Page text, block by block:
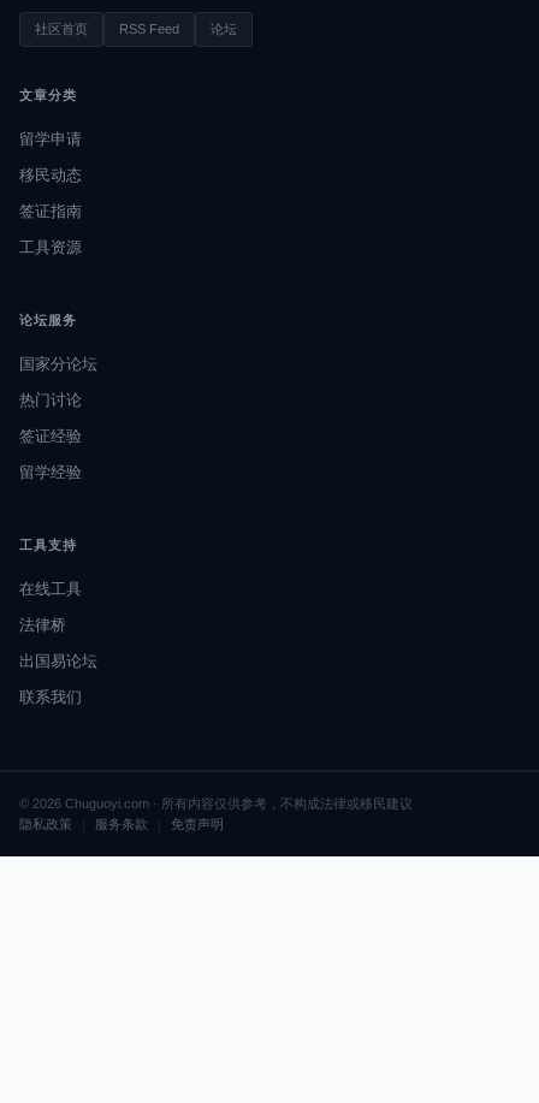
社区首页 RSS Feed 论坛
文章分类
留学申请
移民动态
签证指南
工具资源
论坛服务
国家分论坛
热门讨论
签证经验
留学经验
工具支持
在线工具
法律桥
出国易论坛
联系我们
© 2026 Chuguoyi.com · 所有内容仅供参考，不构成法律或移民建议
隐私政策
服务条款 免责声明